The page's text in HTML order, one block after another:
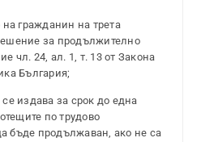
гражданин на трета
за продължително
чл. 24, ал. 1, т. 13 от Закона
България;
издава за срок до една
по трудово
бъде продължаван, ако не са